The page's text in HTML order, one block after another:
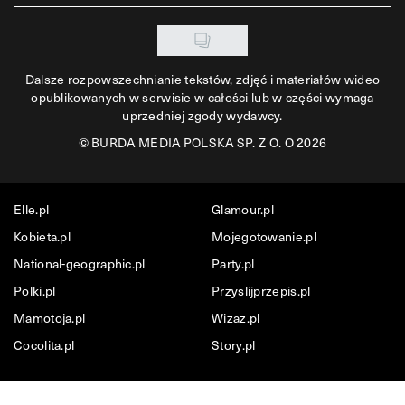
Dalsze rozpowszechnianie tekstów, zdjęć i materiałów wideo
opublikowanych w serwisie w całości lub w części wymaga
uprzedniej zgody wydawcy.
©BURDA MEDIA POLSKA SP. Z O. O 2026
Elle.pl
Glamour.pl
Kobieta.pl
Mojegotowanie.pl
National-geographic.pl
Party.pl
Polki.pl
Przyslijprzepis.pl
Mamotoja.pl
Wizaz.pl
Cocolita.pl
Story.pl